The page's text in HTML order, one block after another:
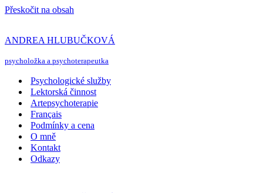
Přeskočit na obsah
ANDREA HLUBUČKOVÁ
psycholožka a psychoterapeutka
Psychologické služby
Lektorská činnost
Artepsychoterapie
Français
Podmínky a cena
O mně
Kontakt
Odkazy